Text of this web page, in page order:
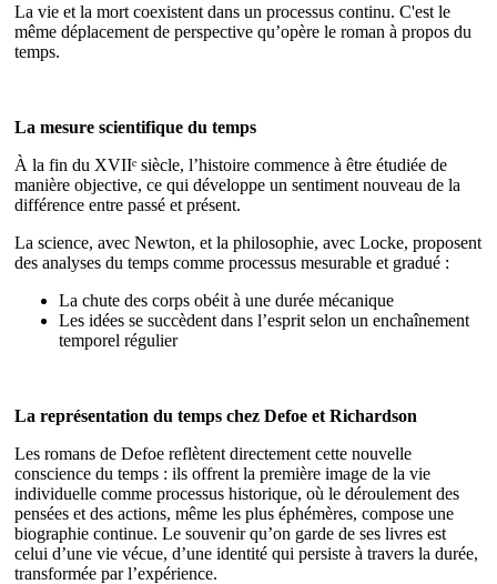
La vie et la mort coexistent dans un processus continu. C'est le
même déplacement de perspective qu’opère le roman à propos du
temps.
La mesure scientifique du temps
À la fin du XVIIᵉ siècle, l’histoire commence à être étudiée de
manière objective, ce qui développe un sentiment nouveau de la
différence entre passé et présent.
La science, avec Newton, et la philosophie, avec Locke, proposent
des analyses du temps comme processus mesurable et gradué :
La chute des corps obéit à une durée mécanique
Les idées se succèdent dans l’esprit selon un enchaînement
temporel régulier
La représentation du temps chez Defoe et Richardson
Les romans de Defoe reflètent directement cette nouvelle
conscience du temps : ils offrent la première image de la vie
individuelle comme processus historique, où le déroulement des
pensées et des actions, même les plus éphémères, compose une
biographie continue. Le souvenir qu’on garde de ses livres est
celui d’une vie vécue, d’une identité qui persiste à travers la durée,
transformée par l’expérience.